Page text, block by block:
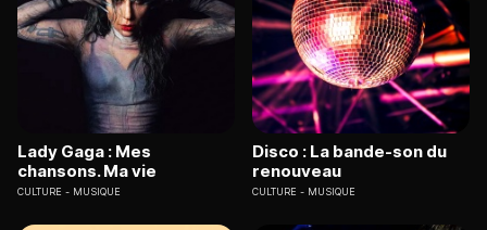
Lady Gaga : Mes
chansons. Ma vie
CULTURE MUSIQUE
Disco : La bande-son du
renouveau
CULTURE MUSIQUE